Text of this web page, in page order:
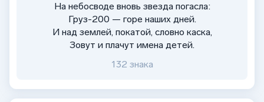
На небосводе вновь звезда погасла:
Груз-200 — горе наших дней.
И над землей, покатой, словно каска,
Зовут и плачут имена детей.
132 знака